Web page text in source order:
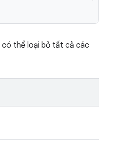
có thể loại bỏ tất cả các